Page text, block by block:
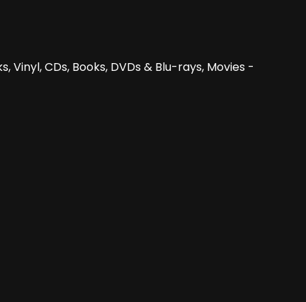
Vinyl, CDs, Books, DVDs & Blu-rays, Movies -